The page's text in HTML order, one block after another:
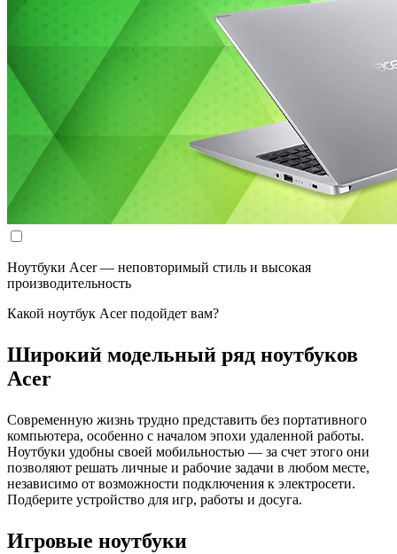
Ноутбуки Acer — неповторимый стиль и высокая
производительность
Какой ноутбук Acer подойдет вам?
Широкий модельный ряд ноутбуков
Acer
Современную жизнь трудно представить без портативного
компьютера, особенно с началом эпохи удаленной работы.
Ноутбуки удобны своей мобильностью — за счет этого они
позволяют решать личные и рабочие задачи в любом месте,
независимо от возможности подключения к электросети.
Подберите устройство для игр, работы и досуга.
Игровые ноутбуки